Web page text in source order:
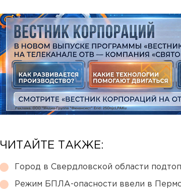
ЧИТАЙТЕ ТАКЖЕ:
Город в Свердловской области
Режим БПЛА-опасности ввели в